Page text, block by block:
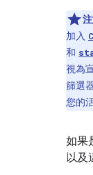
加入
和
視為
篩選
您的
如果
以及